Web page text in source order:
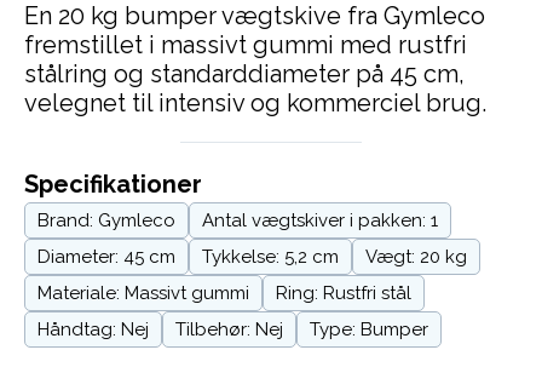
En 20 kg bumper vægtskive fra Gymleco
fremstillet i massivt gummi med rustfri
stålring og standarddiameter på 45 cm,
velegnet til intensiv og kommerciel brug.
Specifikationer
Brand: Gymleco
Antal vægtskiver i pakken: 1
Diameter: 45 cm
Tykkelse: 5,2 cm
Vægt: 20 kg
Materiale: Massivt gummi
Ring: Rustfri stål
Håndtag: Nej
Tilbehør: Nej Type: Bumper